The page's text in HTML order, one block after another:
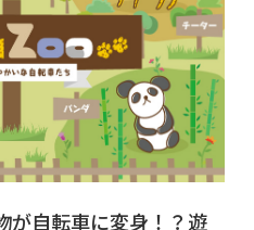
が自転車に変身！？遊